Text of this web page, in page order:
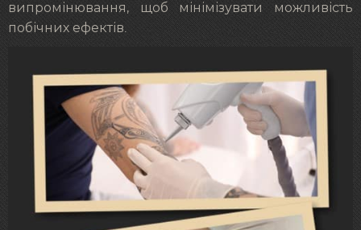
випромінювання, щоб мінімізувати можливість
побічних ефектів.